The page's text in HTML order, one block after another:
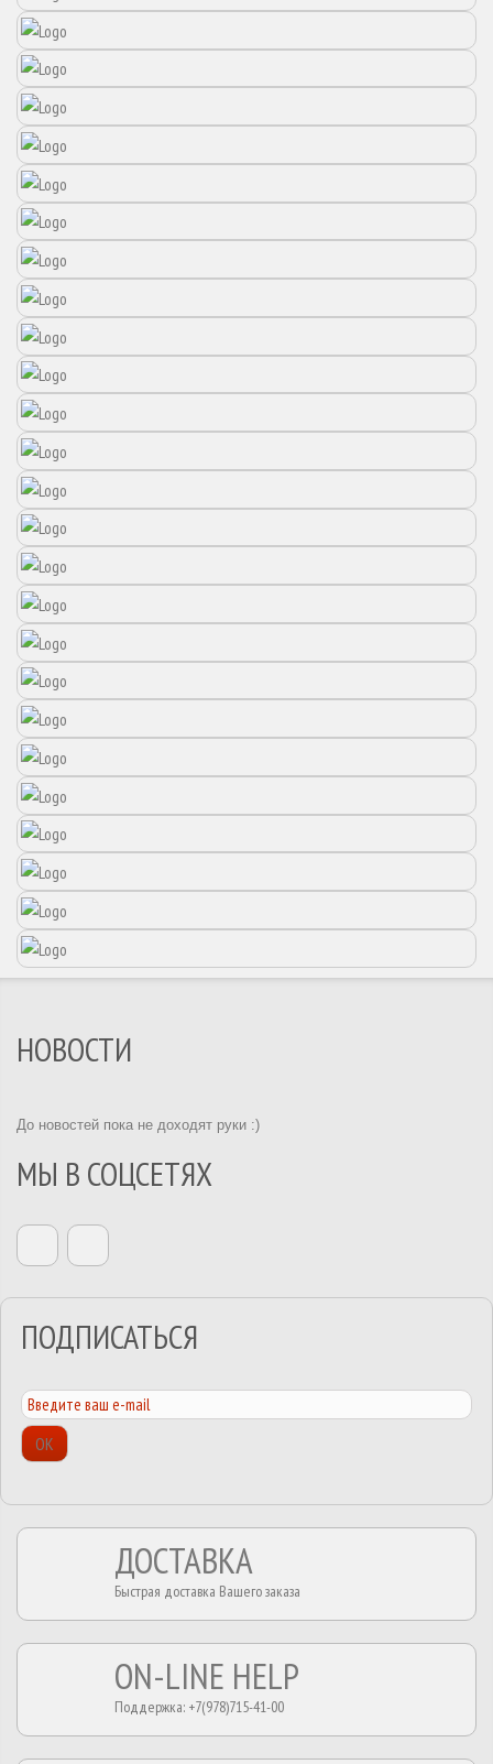
НОВОСТИ
До новостей пока не доходят руки :)
МЫ В СОЦСЕТЯХ
ПОДПИСАТЬСЯ
ОК
ДОСТАВКА
Быстрая доставка Вашего заказа
ON-LINE HELP
Поддержка: +7(978)715-41-00